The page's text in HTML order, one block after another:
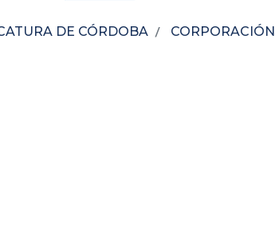
DE CÓRDOBA CORPORACIÓN